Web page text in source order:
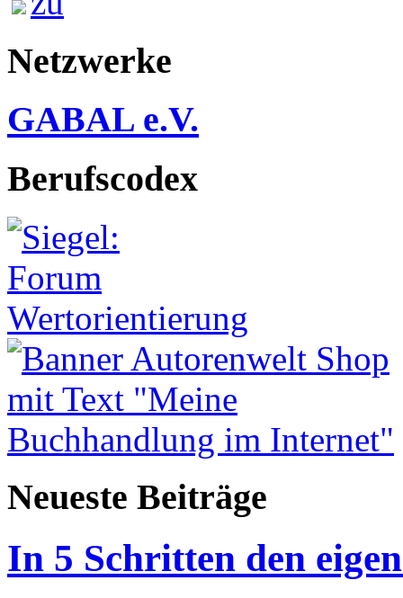
Netzwerke
GABAL e.V.
Berufscodex
Neueste Beiträge
In 5 Schritten den